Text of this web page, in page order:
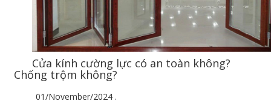
Cửa kính cường lực có an toàn không?
Chống trộm không?
01/November/2024 .